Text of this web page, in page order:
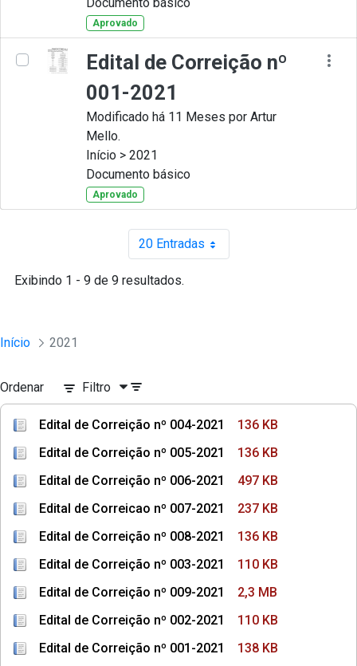
Aprovado
Edital de Correição nº
001-2021
Modificado há 11 Meses por Artur
Mello.
Início > 2021
Documento básico
Aprovado
20 EntradasPor página
Exibindo 1 - 9 de 9 resultados.
Início 2021
Ordenar Filtro
Edital de Correição nº 004-2021
136 KB
Edital de Correição nº 005-2021
136 KB
Edital de Correição nº 006-2021
497 KB
Edital de Correicao nº 007-2021
237 KB
Edital de Correição nº 008-2021
136 KB
Edital de Correição nº 003-2021
110 KB
Edital de Correição nº 009-2021
2,3 MB
Edital de Correição nº 002-2021
110 KB
Edital de Correição nº 001-2021
138 KB